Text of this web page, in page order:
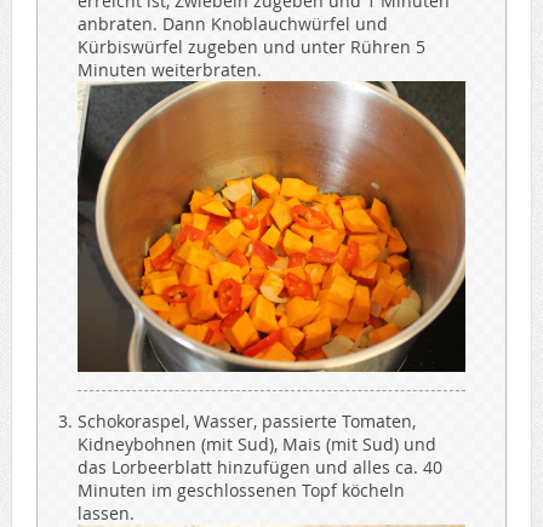
anbraten. Dann Knoblauchwürfel und
Kürbiswürfel zugeben und unter Rühren 5
Minuten weiterbraten.
Schokoraspel, Wasser, passierte Tomaten,
Kidneybohnen (mit Sud), Mais (mit Sud) und
das Lorbeerblatt hinzufügen und alles ca. 40
Minuten im geschlossenen Topf köcheln
lassen.